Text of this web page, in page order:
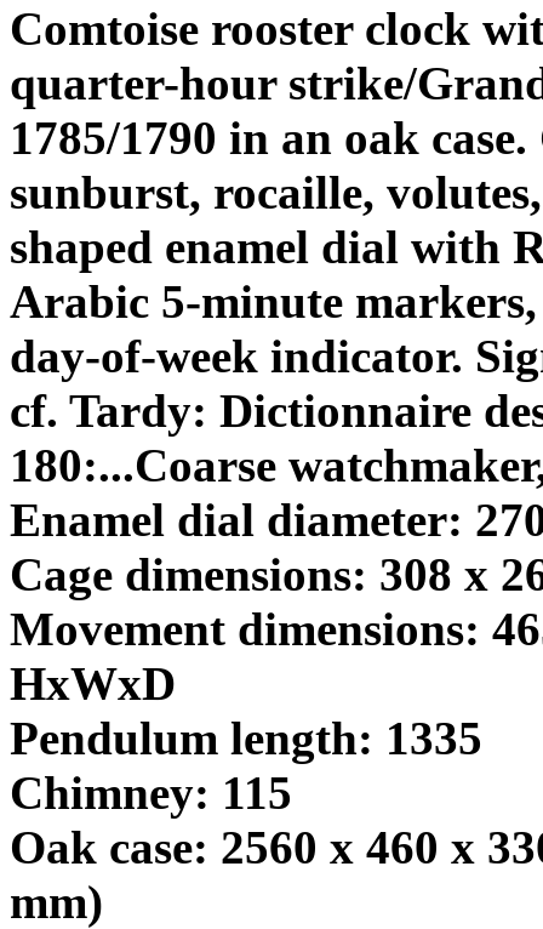
Comtoise rooster clock
quarter-hour strike/
1785/1790 in an oak
sunburst, rocaille,
shaped enamel dial with
Arabic 5-minute
day-of-week indicator.
cf. Tardy: Dictionnaire
180:...Coarse
Enamel dial diameter:
Cage dimensions: 308 x
Movement dimensions:
HxWxD
Pendulum length: 1335
Chimney: 115
Oak case: 2560 x 460 x
mm)